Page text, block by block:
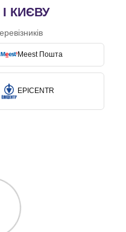
І КИЄВУ
Meest Пошта
EPICENTR